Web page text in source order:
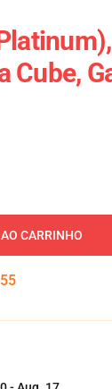
Cube,
CARRINHO
54